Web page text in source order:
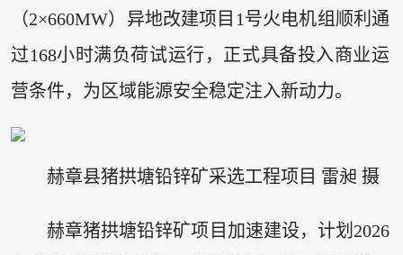
（2×660MW）异地改建项目1号火电机组顺利通
过168小时满负荷试运行，正式具备投入商业运
营条件，为区域能源安全稳定注入新动力。
赫章县猪拱塘铅锌矿采选工程项目 雷昶 摄
赫章猪拱塘铅锌矿项目加速建设，计划2026